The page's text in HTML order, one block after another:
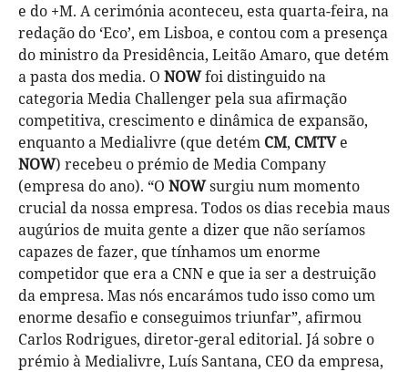
e do +M. A cerimónia aconteceu, esta quarta-feira, na
redação do ‘Eco’, em Lisboa, e contou com a presença
do ministro da Presidência, Leitão Amaro, que detém
a pasta dos media. O NOWfoi distinguido na
categoria Media Challenger pela sua afirmação
competitiva, crescimento e dinâmica de expansão,
enquanto a Medialivre (que detém CM, CMTVe
NOW) recebeu o prémio de Media Company
(empresa do ano). “O NOWsurgiu num momento
crucial da nossa empresa. Todos os dias recebia maus
augúrios de muita gente a dizer que não seríamos
capazes de fazer, que tínhamos um enorme
competidor que era a CNN e que ia ser a destruição
da empresa. Mas nós encarámos tudo isso como um
enorme desafio e conseguimos triunfar”, afirmou
Carlos Rodrigues, diretor-geral editorial. Já sobre o
prémio à Medialivre, Luís Santana, CEO da empresa,